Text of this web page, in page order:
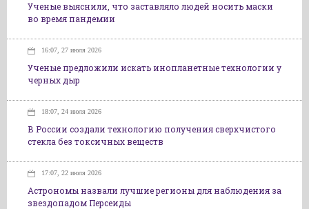
Ученые выяснили, что заставляло людей носить маски
во время пандемии
16:07, 27 июля 2026
Ученые предложили искать инопланетные технологии у
черных дыр
18:07, 24 июля 2026
В России создали технологию получения сверхчистого
стекла без токсичных веществ
17:07, 22 июля 2026
Астрономы назвали лучшие регионы для наблюдения за
звездопадом Персеиды